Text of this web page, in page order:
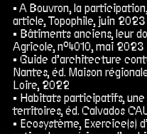
A Bouvron, la
article, Topophile, juin 2023
Bâtiments anciens, leur
Agricole, n°4010, mai 2023
Guide d’architecture
Nantes, éd. Maison
Loire, 2022
Habitats participatifs,
territoires, éd. Calvados
Ecosystème, Exercice(s)